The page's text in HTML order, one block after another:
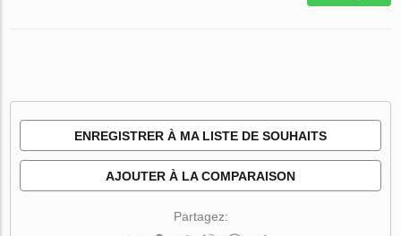
ENREGISTRER À MA LISTE DE SOUHAITS
AJOUTER À LA COMPARAISON
Partagez: